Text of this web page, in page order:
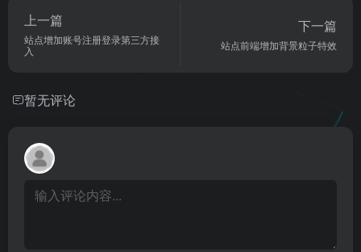
上一篇
站点增加账号注册登录第三方接
入
下一篇
站点前端增加背景粒子特效
暂无评论